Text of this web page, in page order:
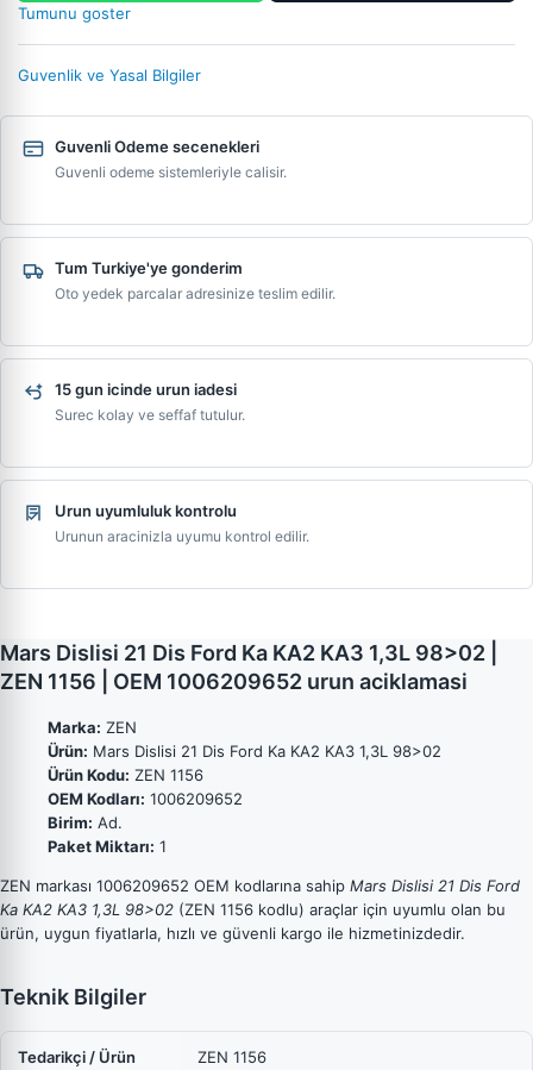
Tumunu goster
Guvenlik ve Yasal Bilgiler
Guvenli Odeme secenekleri
Guvenli odeme sistemleriyle calisir.
Tum Turkiye'ye gonderim
Oto yedek parcalar adresinize teslim edilir.
15 gun icinde urun iadesi
Surec kolay ve seffaf tutulur.
Urun uyumluluk kontrolu
Urunun aracinizla uyumu kontrol edilir.
Mars Dislisi 21 Dis Ford Ka KA2 KA3 1,3L 98>02 |
ZEN 1156 | OEM 1006209652 urun aciklamasi
Marka: ZEN
Ürün: Mars Dislisi 21 Dis Ford Ka KA2 KA3 1,3L 98>02
Ürün Kodu: ZEN 1156
OEM Kodları: 1006209652
Birim: Ad.
Paket Miktarı: 1
ZEN markası 1006209652 OEM kodlarına sahip Mars Dislisi 21 Dis Ford
Ka KA2 KA3 1,3L 98>02 (ZEN 1156 kodlu) araçlar için uyumlu olan bu
ürün, uygun fiyatlarla, hızlı ve güvenli kargo ile hizmetinizdedir.
Teknik Bilgiler
Tedarikçi / Ürün
ZEN 1156